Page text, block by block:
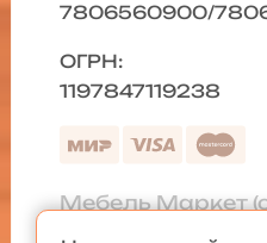
7806560900/
ОГРН:
1197847119238
Мебель Маркет